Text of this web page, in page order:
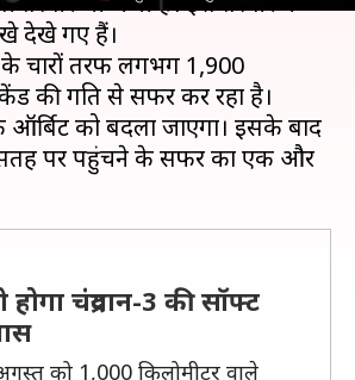
देखे गए हैं।
के चारों तरफ लगभग 1,900
की गति से सफर कर रहा है।
को बदला जाएगा। इसके बाद
सतह पर पहुंचने के सफर का एक और
चंद्रयान-3 की सॉफ्ट
को 1,000 किलोमीटर वाले